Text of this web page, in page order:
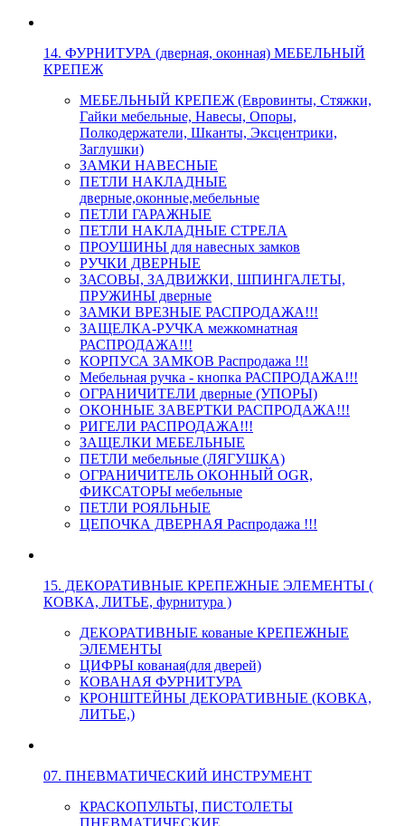
14. ФУРНИТУРА (дверная, оконная) МЕБЕЛЬНЫЙ
КРЕПЕЖ
МЕБЕЛЬНЫЙ КРЕПЕЖ (Евровинты, Стяжки,
Гайки мебельные, Навесы, Опоры,
Полкодержатели, Шканты, Эксцентрики,
Заглушки)
ЗАМКИ НАВЕСНЫЕ
ПЕТЛИ НАКЛАДНЫЕ
дверные,оконные,мебельные
ПЕТЛИ ГАРАЖНЫЕ
ПЕТЛИ НАКЛАДНЫЕ СТРЕЛА
ПРОУШИНЫ для навесных замков
РУЧКИ ДВЕРНЫЕ
ЗАСОВЫ, ЗАДВИЖКИ, ШПИНГАЛЕТЫ,
ПРУЖИНЫ дверные
ЗАМКИ ВРЕЗНЫЕ РАСПРОДАЖА!!!
ЗАЩЕЛКА-РУЧКА межкомнатная
РАСПРОДАЖА!!!
КОРПУСА ЗАМКОВ Распродажа !!!
Мебельная ручка - кнопка РАСПРОДАЖА!!!
ОГРАНИЧИТЕЛИ дверные (УПОРЫ)
ОКОННЫЕ ЗАВЕРТКИ РАСПРОДАЖА!!!
РИГЕЛИ РАСПРОДАЖА!!!
ЗАЩЕЛКИ МЕБЕЛЬНЫЕ
ПЕТЛИ мебельные (ЛЯГУШКА)
ОГРАНИЧИТЕЛЬ ОКОННЫЙ OGR,
ФИКСАТОРЫ мебельные
ПЕТЛИ РОЯЛЬНЫЕ
ЦЕПОЧКА ДВЕРНАЯ Распродажа !!!
15. ДЕКОРАТИВНЫЕ КРЕПЕЖНЫЕ ЭЛЕМЕНТЫ (
КОВКА, ЛИТЬЕ, фурнитура )
ДЕКОРАТИВНЫЕ кованые КРЕПЕЖНЫЕ
ЭЛЕМЕНТЫ
ЦИФРЫ кованая(для дверей)
КОВАНАЯ ФУРНИТУРА
КРОНШТЕЙНЫ ДЕКОРАТИВНЫЕ (КОВКА,
ЛИТЬЕ,)
07. ПНЕВМАТИЧЕСКИЙ ИНСТРУМЕНТ
КРАСКОПУЛЬТЫ, ПИСТОЛЕТЫ
ПНЕВМАТИЧЕСКИЕ